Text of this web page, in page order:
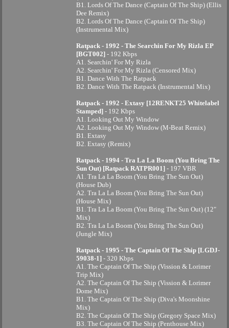
B1. Lords Of The Dance (Captain Of The Ship) (Ellis
Dee Remix)
B2. Lords Of The Dance (Captain Of The Ship)
(Instrumental Mix)
Ratpack - 1992 - The Searchin For My Rizla EP
[BGT002] - 192 Kbps
A1. Searchin' For My Rizla
A2. Searchin' For My Rizla (Censored Mix)
B1. Dance With The Ratpack
B2. Dance With The Ratpack (Instrumental Mix)
Ratpack - 1992 - Extasy [12RENKT25 Whitelabel
Stamped] - 192 Kbps
A1. Looking Out My Window
A2. Looking Out My Window (M-Beat Remix)
B1. Extasy
B2. Extasy (Remix)
Ratpack - 1994 - Tra La La Boom (You Bring The
Sun Out) [Ratpack RATPR001] - 197 VBR
A1. Tra La La Boom (You Bring The Sun Out)
(House Dub)
A2. Tra La La Boom (You Bring The Sun Out)
(House Mix)
B1. Tra La La Boom (You Bring The Sun Out) (12"
Mix)
B2. Tra La La Boom (You Bring The Sun Out)
(Jungle Mix)
Ratpack - 1995 - The Captain Of The Ship [LGDJ-
59038-1] - 320 Kbps
A1. The Captain Of The Ship (Vission & Lorimer
Trip Mix)
A2. The Captain Of The Ship (Vission & Lorimer
Dome Mix)
B1. The Captain Of The Ship (Diva's Moonshine
Mix)
B2. The Captain Of The Ship (Gregory Space Mix)
B3. The Captain Of The Ship (Penthouse Mix)